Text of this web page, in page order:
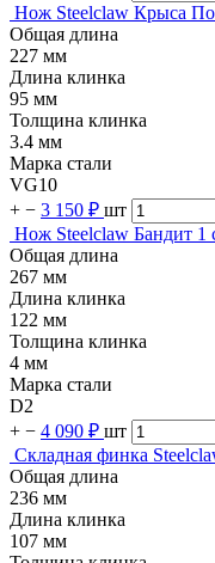
Нож Steelclaw Крыса
Общая длина
227 мм
Длина клинка
95 мм
Толщина клинка
3.4 мм
Марка стали
VG10
+ − 3 150 ₽ шт
Нож Steelclaw Бандит 1
Общая длина
267 мм
Длина клинка
122 мм
Толщина клинка
4 мм
Марка стали
D2
+ − 4 090 ₽ шт
Складная финка
Общая длина
236 мм
Длина клинка
107 мм